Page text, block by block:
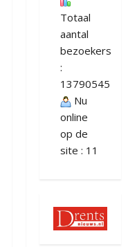
Totaal
aantal
bezoekers
:
13790545
Nu
online
op de
site : 11